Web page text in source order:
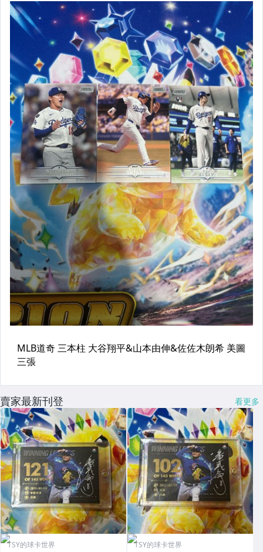
賣家最新刊登 看更多
TSY的球卡世界 TSY的球卡世界